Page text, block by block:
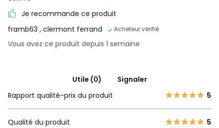
Je recommande ce produit
framb63 , clermont ferrand Acheteur vérifié
Vous avez ce produit depuis 1 semaine
Utile (0)
Signaler
Rapport qualité-prix du produit
5
Qualité du produit 5